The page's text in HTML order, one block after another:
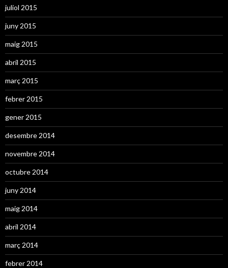
juliol 2015
juny 2015
maig 2015
abril 2015
març 2015
febrer 2015
gener 2015
desembre 2014
novembre 2014
octubre 2014
juny 2014
maig 2014
abril 2014
març 2014
febrer 2014